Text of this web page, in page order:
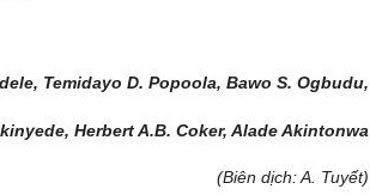
Temidayo D. Popoola, Bawo S. Ogbudu,
Herbert A.B. Coker, Alade Akintonwa
(Biên dịch: A. Tuyết)